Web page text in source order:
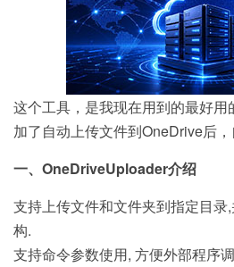
这个工具，是我现在用到的最好
加了自动上传文件到OneDrive后，
一、OneDriveUploader介绍
支持上传文件和文件夹到指定目
构.
支持命令参数使用, 方便外部程序